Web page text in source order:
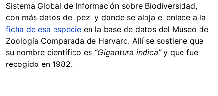
Sistema Global de Información sobre Biodiversidad,
con más datos del pez, y donde se aloja el enlace a la
ficha de esa especie en la base de datos del Museo de
Zoología Comparada de Harvard. Allí se sostiene que
su nombre científico es “Gigantura indica”y que fue
recogido en 1982.